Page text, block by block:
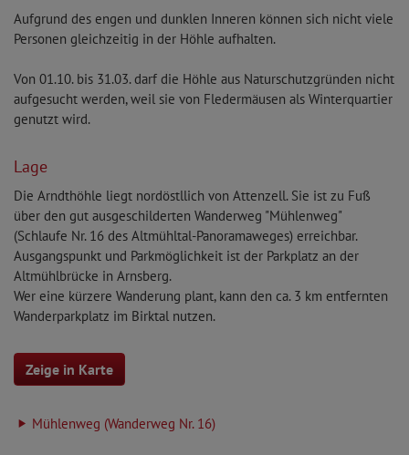
Aufgrund des engen und dunklen Inneren können sich nicht viele
Personen gleichzeitig in der Höhle aufhalten.
Von 01.10. bis 31.03. darf die Höhle aus Naturschutzgründen nicht
aufgesucht werden, weil sie von Fledermäusen als Winterquartier
genutzt wird.
Lage
Die Arndthöhle liegt nordöstllich von Attenzell. Sie ist zu Fuß
über den gut ausgeschilderten Wanderweg "Mühlenweg"
(Schlaufe Nr. 16 des Altmühltal-Panoramaweges) erreichbar.
Ausgangspunkt und Parkmöglichkeit ist der Parkplatz an der
Altmühlbrücke in Arnsberg.
Wer eine kürzere Wanderung plant, kann den ca. 3 km entfernten
Wanderparkplatz im Birktal nutzen.
Zeige in Karte
Mühlenweg (Wanderweg Nr. 16)